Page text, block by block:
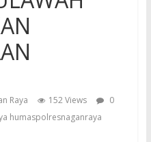
Raya 152 Views
0
humaspolresnaganraya